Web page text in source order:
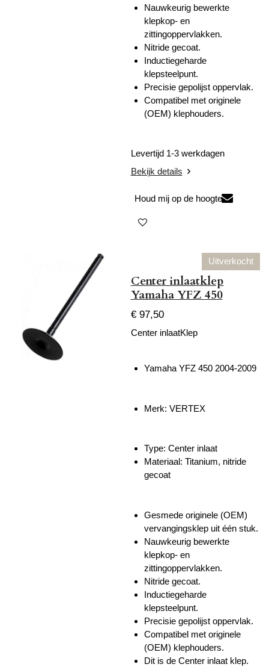
Nauwkeurig bewerkte
klepkop- en
zittingoppervlakken.
Nitride gecoat.
Inductiegeharde
klepsteelpunt.
Precisie gepolijst oppervlak.
Compatibel met originele
(OEM) klephouders.
Levertijd 1-3 werkdagen
Bekijk details
Houd mij op de hoogte
Uitverkocht
Center inlaatklep
Yamaha YFZ 450
€ 97,50
Center inlaatKlep
Yamaha YFZ 450 2004-2009
Merk: VERTEX
Type: Center inlaat
Materiaal: Titanium, nitride
gecoat
Gesmede originele (OEM)
vervangingsklep uit één stuk.
Nauwkeurig bewerkte
klepkop- en
zittingoppervlakken.
Nitride gecoat.
Inductiegeharde
klepsteelpunt.
Precisie gepolijst oppervlak.
Compatibel met originele
(OEM) klephouders.
Dit is de Center inlaat klep.